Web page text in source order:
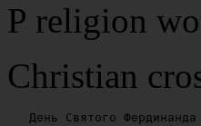
P religion
Christian
День Святого